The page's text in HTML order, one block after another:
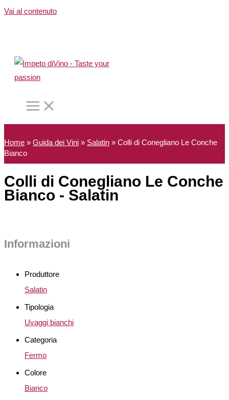
Vai al contenuto
Home » Guida dei Vini » Salatin » Colli di Conegliano Le Conche
Bianco
Colli di Conegliano Le Conche
Bianco - Salatin
Informazioni
Produttore
Salatin
Tipologia
Uvaggi bianchi
Categoria
Fermo
Colore
Bianco